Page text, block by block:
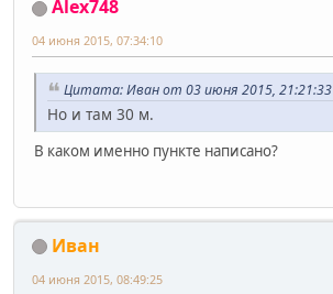
Alex748
04 июня 2015, 07:34:10
Цитата: Иван от 03 июня 2015, 21:21:33
Но и там 30 м.
В каком именно пункте написано?
Иван
04 июня 2015, 08:49:25